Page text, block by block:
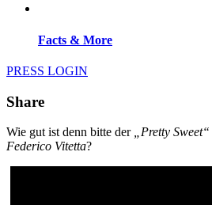
Facts & More
PRESS LOGIN
Share
Wie gut ist denn bitte der „Pretty Sweet“
Federico Vitetta?